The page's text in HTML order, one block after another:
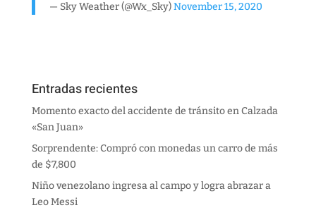
— Sky Weather (@Wx_Sky)November 15, 2020
Entradas recientes
Momento exacto del accidente de tránsito en Calzada
«San Juan»
Sorprendente: Compró con monedas un carro de más
de $7,800
Niño venezolano ingresa al campo y logra abrazar a
Leo Messi